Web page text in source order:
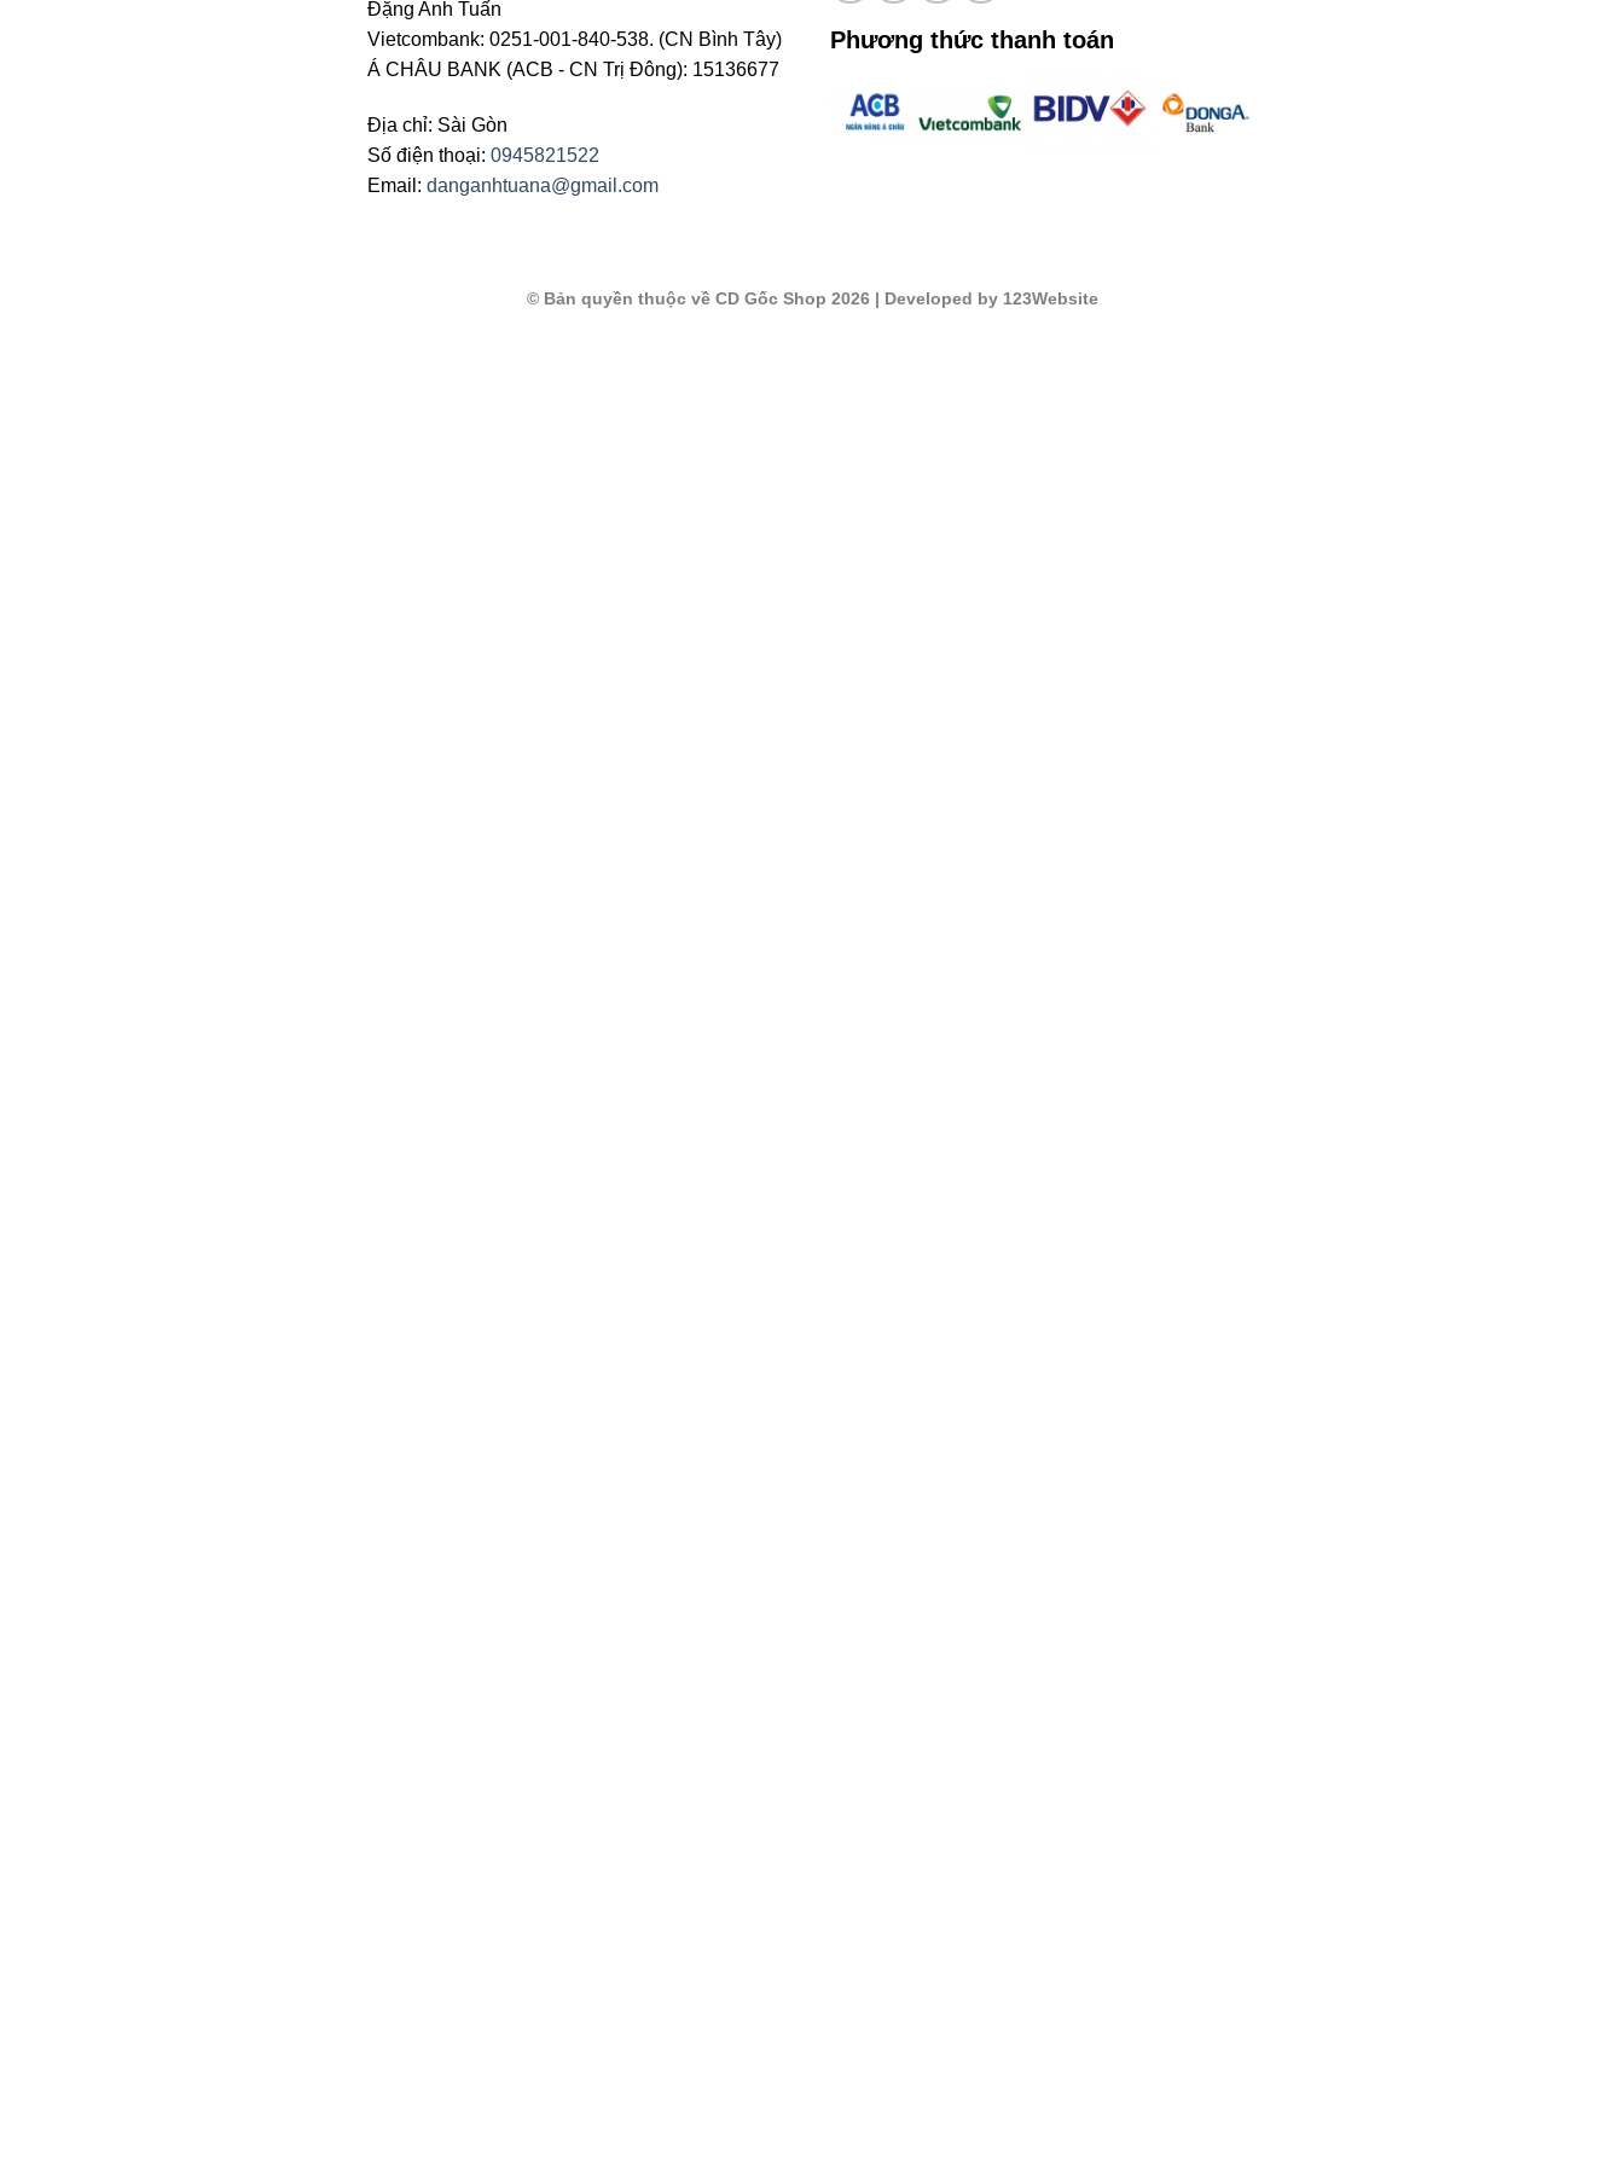
Đặng Anh Tuấn
Vietcombank: 0251-001-840-538. (CN Bình Tây)
Á CHÂU BANK (ACB - CN Trị Đông): 15136677
Địa chỉ: Sài Gòn
Số điện thoại: 0945821522
Email: danganhtuana@gmail.com
Phương thức thanh toán
© Bản quyền thuộc về CD Gốc Shop 2026| Developed by 123Website